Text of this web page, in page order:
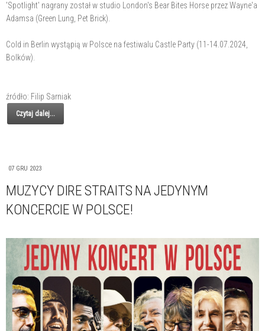
'Spotlight' nagrany został w studio London's Bear Bites Horse przez Wayne'a
Adamsa (Green Lung, Pet Brick).
Cold in Berlin wystąpią w Polsce na festiwalu Castle Party (11-14.07.2024,
Bolków).
źródło: Filip Sarniak
Czytaj dalej...
07 GRU 2023
MUZYCY DIRE STRAITS NA JEDYNYM
KONCERCIE W POLSCE!